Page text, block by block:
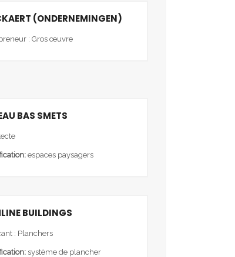
(ONDERNEMINGEN)
: Gros œuvre
BAS SMETS
espaces paysagers
BUILDINGS
: Planchers
système de plancher